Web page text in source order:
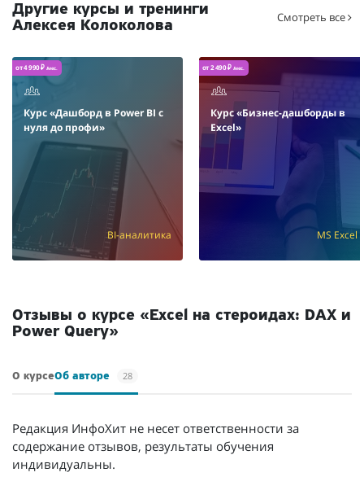
Другие курсы и тренинги
Алексея Колоколова
Смотреть все
от 4 990 ₽ /мес.
Курс «Дашборд в Power BI с
нуля до профи»
BI-аналитика
от 2 490 ₽ /мес.
Курс «Бизнес-дашборды в
Excel»
MS Excel
Отзывы о курсе «Excel на стероидах: DAX и
Power Query»
О курсеОб авторе 28
Редакция ИнфоХит не несет ответственности за
содержание отзывов, результаты обучения
индивидуальны.